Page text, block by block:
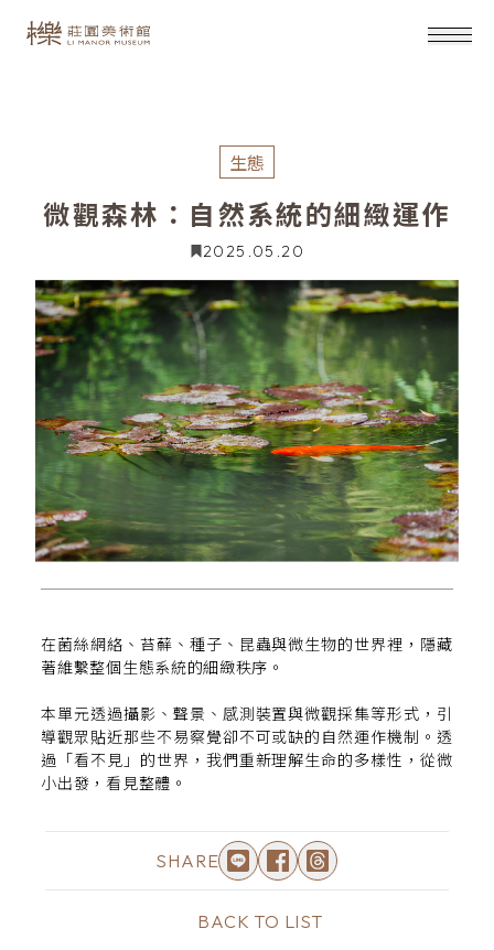
生態
微觀森林：自然系統的細緻運作
2025.05.20
在菌絲網絡、苔蘚、種子、昆蟲與微生物的世界裡，隱藏
著維繫整個生態系統的細緻秩序。
本單元透過攝影、聲景、感測裝置與微觀採集等形式，引
導觀眾貼近那些不易察覺卻不可或缺的自然運作機制。透
過「看不見」的世界，我們重新理解生命的多樣性，從微
小出發，看見整體。
SHARE
BACK TO LIST